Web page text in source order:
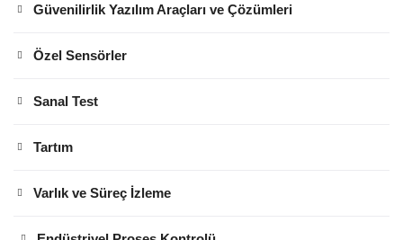
Güvenilirlik Yazılım Araçları ve Çözümleri
Özel Sensörler
Sanal Test
Tartım
Varlık ve Süreç İzleme